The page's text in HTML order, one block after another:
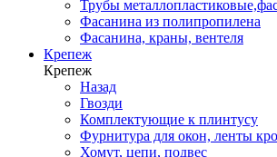
Трубы
Фасанина из полипропилена
Фасанина, краны, вентеля
Крепеж
Крепеж
Назад
Гвозди
Комплектующие к плинтусу
Фурнитура для окон, ленты
Хомут, цепи, подвес